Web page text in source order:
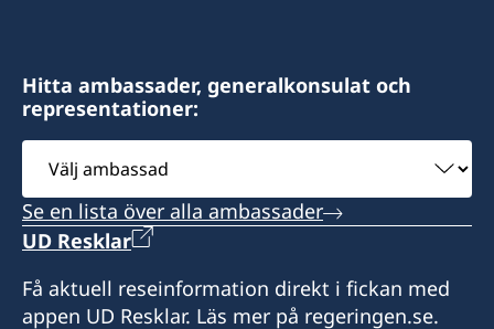
nationellt ID-kort på konsulatet.
Öppettider: Måndag, onsdag och fredag: kl.
9.00–13.00
Honorär generalkonsul
Nils van Dijkman
Det är inte möjligt att ansöka om pass eller
nationellt ID-kort på konsulatet. Det är möjligt
att hämta ut pass eller nationellt ID-kort på
konsulatet om du angett det vid ansökan. Ta
kontakt med konsulatet för upphämtning.
Var vänlig observera att konsulatet inte
besvarar frågor om Sverige. Frågor om Sverige
och konsulära ärenden skickas till Sveriges
Hitta ambassader, generalkonsulat och
representationer:
Välj
ambassad
Se en lista över alla ambassader
UD Resklar
Få aktuell reseinformation direkt i fickan med
appen UD Resklar. Läs mer på regeringen.se.